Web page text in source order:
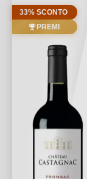
33% SCONTO
PREMI